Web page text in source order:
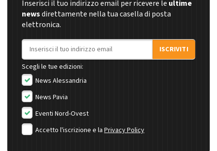
Inserisci il tuo indirizzo email per ricevere le ultime
newsdirettamente nella tua casella di posta
elettronica.
Indirizzo email
ISCRIVITI
Scegli le tue edizioni:
News Alessandria
News Pavia
Eventi Nord-Ovest
Accetto l'iscrizione e la Privacy Policy